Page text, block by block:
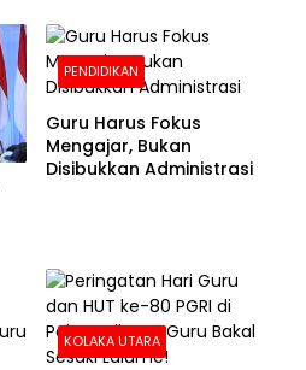
PENDIDIKAN
Guru Harus Fokus
Mengajar, Bukan
Disibukkan Administrasi
KOLAKA UTARA